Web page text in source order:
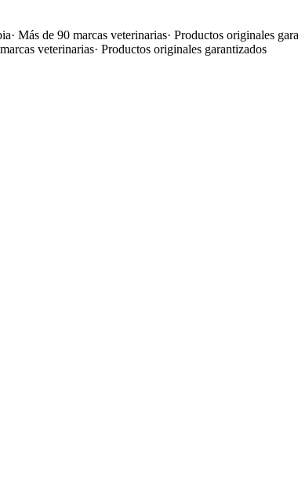
· Más de 90 marcas veterinarias· Productos originales
veterinarias· Productos originales garantizados